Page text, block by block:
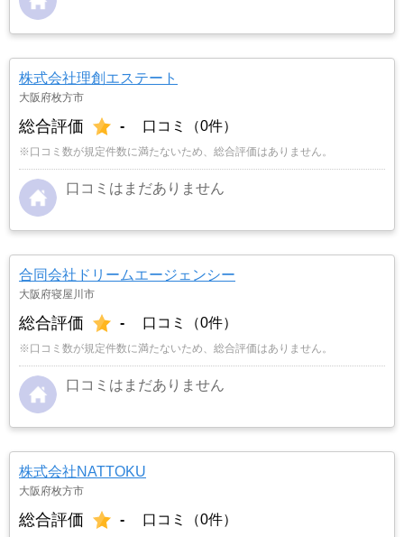
株式会社理創エステート
大阪府枚方市
総合評価 - 口コミ（0件）
※口コミ数が規定件数に満たないため、総合評価はありません。
口コミはまだありません
合同会社ドリームエージェンシー
大阪府寝屋川市
総合評価 - 口コミ（0件）
※口コミ数が規定件数に満たないため、総合評価はありません。
口コミはまだありません
株式会社NATTOKU
大阪府枚方市
総合評価 - 口コミ（0件）